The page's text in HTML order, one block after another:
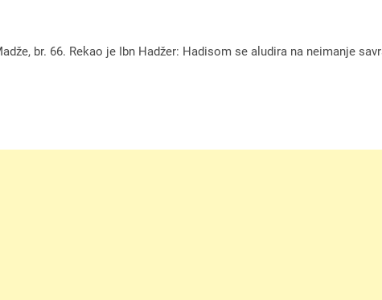
br. 66. Rekao je Ibn Hadžer: Hadisom se aludira na neimanje